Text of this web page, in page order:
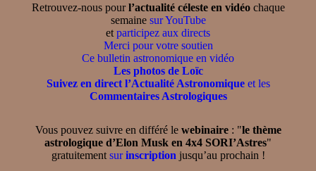
Retrouvez-nous pourl’actualité céleste en vidéochaque
semaine sur YouTube
et participez aux directs
Merci pour votre soutien
Ce bulletin astronomique en vidéo
Les photos de Loïc
Suivez en direct l’Actualité Astronomiqueet les
Commentaires Astrologiques
Vous pouvez suivre en différé le webinaire: "le thème
astrologique d’Elon Musk en 4x4 SORI’Astres"
gratuitement surinscription jusqu’au prochain !